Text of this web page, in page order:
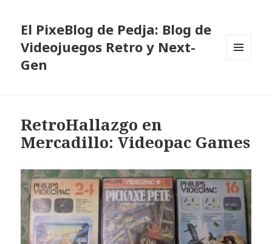
El PixeBlog de Pedja: Blog de
Videojuegos Retro y Next-
Gen
RetroHallazgo en
Mercadillo: Videopac Games